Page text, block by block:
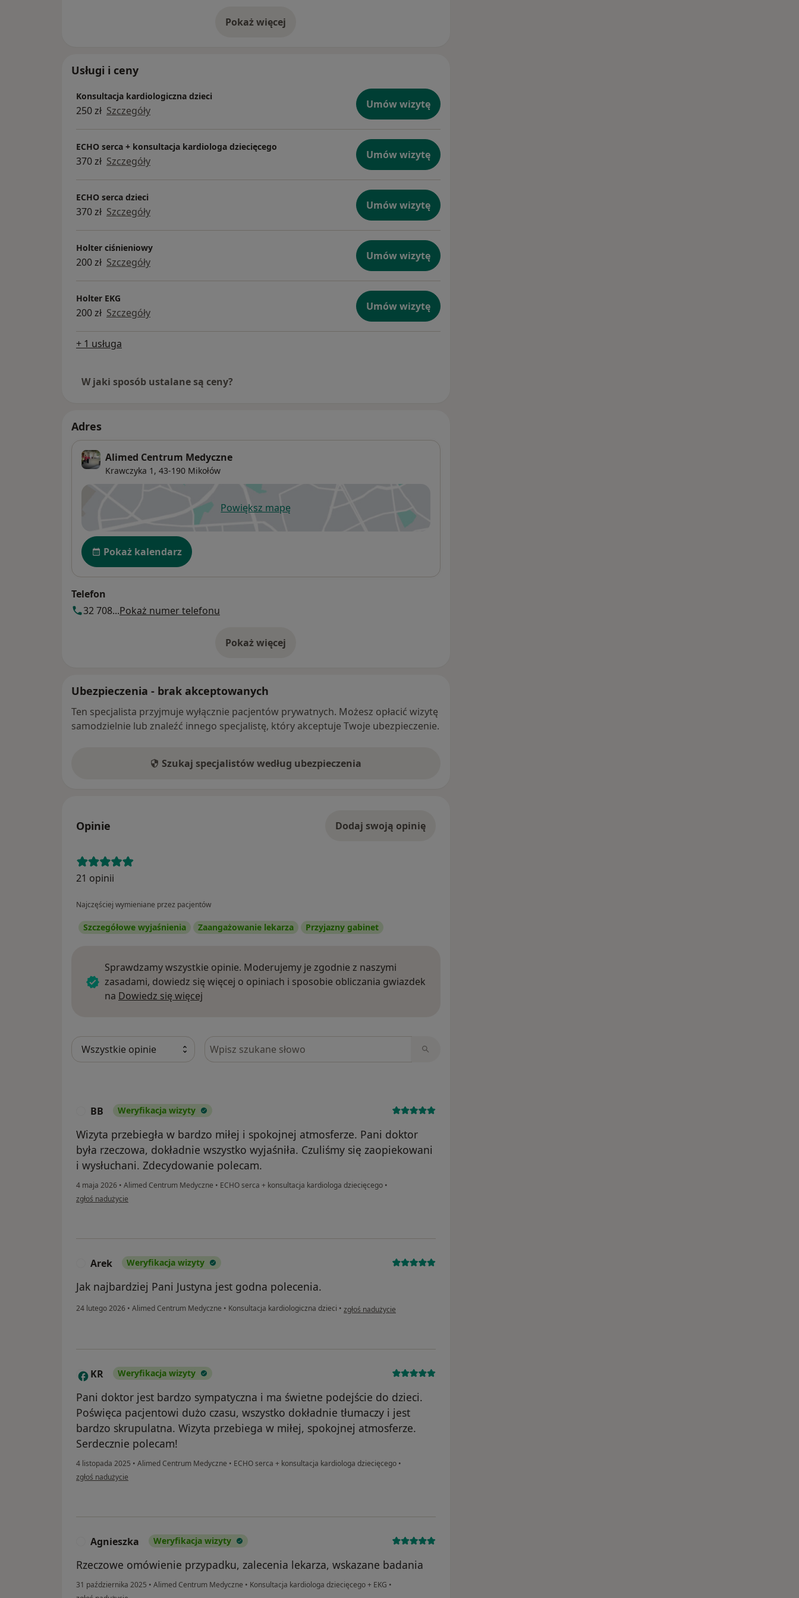
Pokaż więcejo doświadczeniu
Usługi i ceny
Konsultacja kardiologiczna dzieci
250 zł Szczegóły Umów wizytę
ECHO serca + konsultacja kardiologa dziecięcego
370 zł Szczegóły Umów wizytę
ECHO serca dzieci
370 zł Szczegóły Umów wizytę
Holter ciśnieniowy
200 zł Szczegóły Umów wizytę
Holter EKG
200 zł Szczegóły Umów wizytę
+ 1 usługa
W jaki sposób ustalane są ceny?
Adres
Alimed Centrum Medyczne
Krawczyka 1, 43-190 Mikołów
Powiększ mapęotwiera się w nowej karcie
Dostępność
Pokaż kalendarz
Telefon
32 708...Pokaż numer telefonu
Pokaż więcej
o adresie
Ubezpieczenia - brak akceptowanych
Ten specjalista przyjmuje wyłącznie pacjentów prywatnych. Możesz opłacić wizytę
samodzielnie lub znaleźć innego specjalistę, który akceptuje Twoje ubezpieczenie.
Szukaj specjalistów według ubezpieczenia
Opinie Dodaj swoją opinię
21 opinii
Najczęściej wymieniane przez pacjentów
Szczegółowe wyjaśnienia Zaangażowanie lekarza Przyjazny gabinet
Sprawdzamy wszystkie opinie. Moderujemy je zgodnie z naszymi
zasadami, dowiedz się więcej o opiniach i sposobie obliczania gwiazdek
na Dowiedz się więcej
Szukaj w opiniach
BB Weryfikacja wizyty
Wizyta przebiegła w bardzo miłej i spokojnej atmosferze. Pani doktor
była rzeczowa, dokładnie wszystko wyjaśniła. Czuliśmy się zaopiekowani
i wysłuchani. Zdecydowanie polecam.
4 maja 2026 • Alimed Centrum Medyczne • ECHO serca + konsultacja kardiologa dziecięcego •
w opinii użytkownika BB
zgłoś nadużycie
Arek Weryfikacja wizyty
Jak najbardziej Pani Justyna jest godna polecenia.
24 lutego 2026 • Alimed Centrum Medyczne • Konsultacja kardiologiczna dzieci • w opinii użytkownika Arek
zgłoś nadużycie
K KR Weryfikacja wizyty
Pani doktor jest bardzo sympatyczna i ma świetne podejście do dzieci.
Poświęca pacjentowi dużo czasu, wszystko dokładnie tłumaczy i jest
bardzo skrupulatna. Wizyta przebiega w miłej, spokojnej atmosferze.
Serdecznie polecam!
4 listopada 2025 • Alimed Centrum Medyczne • ECHO serca + konsultacja kardiologa dziecięcego •
w opinii użytkownika KR
zgłoś nadużycie
Agnieszka Weryfikacja wizyty
Rzeczowe omówienie przypadku, zalecenia lekarza, wskazane badania
31 października 2025 • Alimed Centrum Medyczne • Konsultacja kardiologa dziecięcego + EKG •
w opinii użytkownika Agnieszka